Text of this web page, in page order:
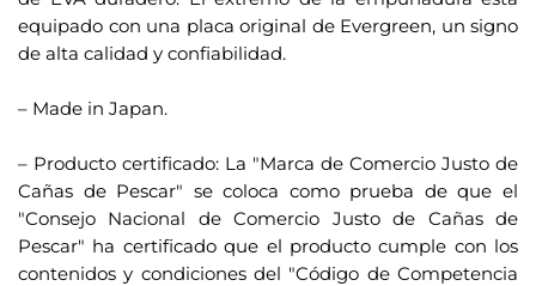
o
equipado con una placa original de Evergreen, un signo
de alta calidad y confiabilidad.
– Made in Japan.
– Producto certificado: La "Marca de Comercio Justo de
Cañas de Pescar" se coloca como prueba de que el
"Consejo Nacional de Comercio Justo de Cañas de
Pescar" ha certificado que el producto cumple con los
contenidos y condiciones del "Código de Competencia